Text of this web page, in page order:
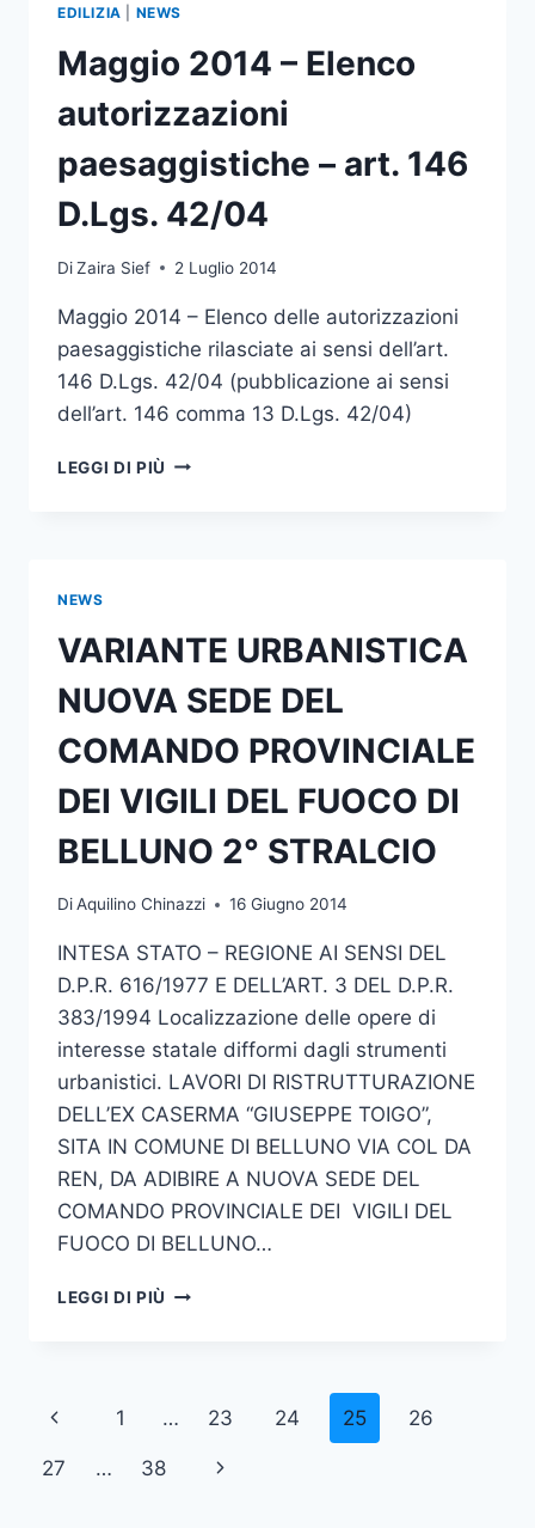
ART.
146
42/04
EDILIZIA NEWS
Maggio 2014 – Elenco
autorizzazioni
paesaggistiche – art. 146
D.Lgs. 42/04
DiZaira Sief 2 Luglio 2014
Maggio 2014 – Elenco delle autorizzazioni
paesaggistiche rilasciate ai sensi dell’art.
146 D.Lgs. 42/04 (pubblicazione ai sensi
dell’art. 146 comma 13 D.Lgs. 42/04)
LEGGI DI PIÙ MAGGIO
ART.
146
D.LGS.
42/04
NEWS
VARIANTE URBANISTICA
NUOVA SEDE DEL
COMANDO PROVINCIALE
DEI VIGILI DEL FUOCO DI
BELLUNO 2° STRALCIO
DiAquilino Chinazzi 16 Giugno 2014
INTESA STATO – REGIONE AI SENSI DEL
D.P.R. 616/1977 E DELL’ART. 3 DEL D.P.R.
383/1994 Localizzazione delle opere di
interesse statale difformi dagli strumenti
urbanistici. LAVORI DI RISTRUTTURAZIONE
DELL’EX CASERMA “GIUSEPPE TOIGO”,
SITA IN COMUNE DI BELLUNO VIA COL DA
REN, DA ADIBIRE A NUOVA SEDE DEL
COMANDO PROVINCIALE DEI VIGILI DEL
FUOCO DI BELLUNO…
LEGGI DI PIÙ VARIANTE
COMANDO
DEI
Navigazione
pagina
Pagina
Precedente
1 … 23 24 25 26
27 … 38
Pagina